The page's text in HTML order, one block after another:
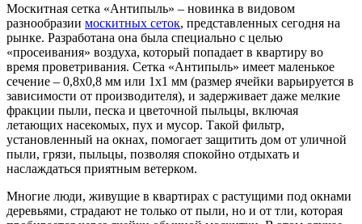
Москитная сетка «Антипыль» – новинка в видовом
разнообразии москитных сеток, представленных сегодня на
рынке. Разработана она была специально с целью
«просеивания» воздуха, который попадает в квартиру во
время проветривания. Сетка «Антипыль» имеет маленькое
сечение – 0,8х0,8 мм или 1х1 мм (размер ячейки варьируется в
зависимости от производителя), и задерживает даже мелкие
фракции пыли, песка и цветочной пыльцы, включая
летающих насекомых, пух и мусор. Такой фильтр,
установленный на окнах, помогает защитить дом от уличной
пыли, грязи, пыльцы, позволяя спокойно отдыхать и
наслаждаться приятным ветерком.
Многие люди, живущие в квартирах с растущими под окнами
деревьями, страдают не только от пыли, но и от тли, которая